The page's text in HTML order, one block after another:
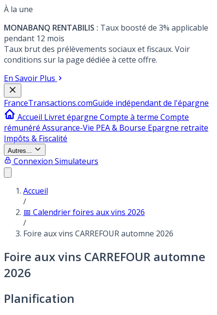
À la une
MONABANQ RENTABILIS : Taux boosté de 3% applicable
pendant 12 mois
Taux brut des prélèvements sociaux et fiscaux. Voir
conditions sur la page dédiée à cette offre.
En Savoir Plus
FranceTransactions.comGuide indépendant de l'épargne
Accueil Livret épargne Compte à terme Compte
rémunéré Assurance-Vie PEA & Bourse Epargne retraite
Impôts & Fiscalité
Autres...
Connexion Simulateurs
Accueil
/
📅 Calendrier foires aux vins 2026
/
Foire aux vins CARREFOUR automne 2026
Foire aux vins CARREFOUR automne
2026
Planification